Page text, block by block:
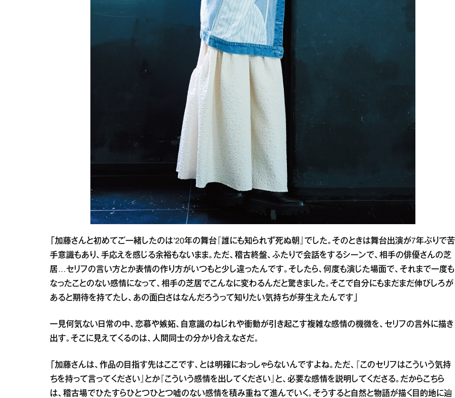
「加藤さんと初めてご一緒したのは’20年の舞台『誰にも知られず死ぬ朝』でした。そのときは舞台出演が7年ぶりで苦
手意識もあり、手応えを感じる余裕もないまま。ただ、稽古終盤、ふたりで会話をするシーンで、相手の俳優さんの芝
居…セリフの言い方とか表情の作り方がいつもと少し違ったんです。そしたら、何度も演じた場面で、それまで一度も
なったことのない感情になって、相手の芝居でこんなに変わるんだと驚きました。そこで自分にもまだまだ伸びしろが
あると期待を持てたし、あの面白さはなんだろうって知りたい気持ちが芽生えたんです」
一見何気ない日常の中、恋慕や嫉妬、自意識のねじれや衝動が引き起こす複雑な感情の機微を、セリフの言外に描き
出す。そこに見えてくるのは、人間同士の分かり合えなさだ。
「加藤さんは、作品の目指す先はここです、とは明確におっしゃらないんですよね。ただ、『このセリフはこういう気持
ちを持って言ってください』とか『こういう感情を出してください』と、必要な感情を説明してくださる。だからこちら
は、稽古場でひたすらひとつひとつ嘘のない感情を積み重ねて進んでいく。そうすると自然と物語が描く目的地に辿